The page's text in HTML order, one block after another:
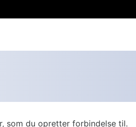
som du opretter forbindelse til.